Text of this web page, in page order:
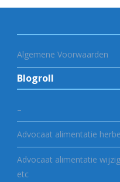
Algemene Voorwaarden
Blogroll
–
Advocaat alimentatie
Advocaat alimentatie
etc